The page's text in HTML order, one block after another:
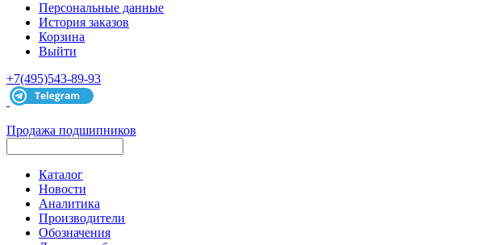
Персональные данные
История заказов
Корзина
Выйти
+7(495)543-89-93
Продажа подшипников
Каталог
Новости
Аналитика
Производители
Обозначения